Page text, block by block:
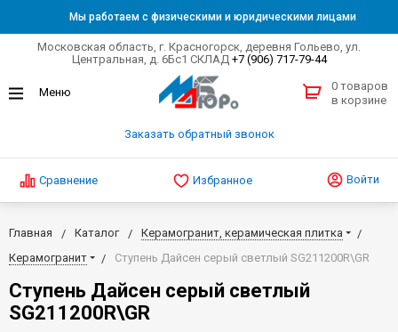
Мы работаем с физическими и юридическими лицами
Московская область, г. Красногорск, деревня Гольево, ул.
Центральная, д. 6Бс1 СКЛАД +7 (906) 717-79-44
Заказать обратный звонок
0 товаров
в корзине
Сравнение Избранное Войти
Главная Каталог
Керамогранит, керамическая плитка
Керамогранит
Ступень Дайсен серый светлый SG211200R\GR
Ступень Дайсен серый светлый
SG211200R\GR